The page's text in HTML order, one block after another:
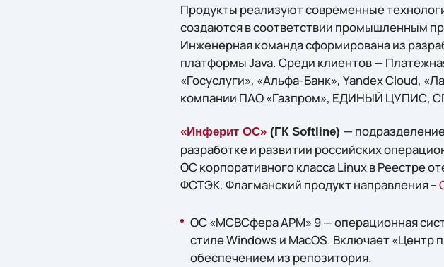
Продукты реализуют современные
создаются в соответствии промышленным
Инженерная команда сформирована из
платформы Java. Среди клиентов —
«Госуслуги», «Альфа-Банк», Yandex Cloud,
компании ПАО «Газпром», ЕДИНЫЙ ЦУПИС,
«Инферит ОС»(ГК Softline) —
разработке и развитии российских
ОС корпоративного класса Linux в Реестре
ФСТЭК. Флагманский продукт направления –
ОС «МСВСфера АРМ» 9 — операционная
стиле Windows и MacOS. Включает
обеспечением из репозитория.